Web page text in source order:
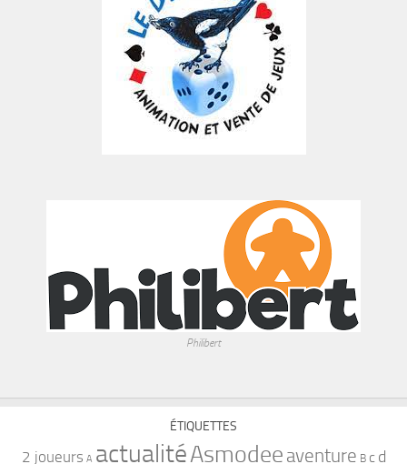
Philibert
ÉTIQUETTES
2 joueurs A actualitéAsmodee aventure B c d